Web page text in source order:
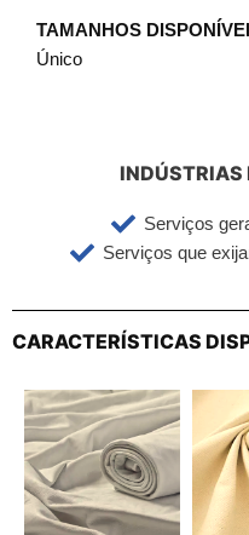
TAMANHOS
Único
INDÚSTRIAS
Serviços
Serviços que
CARACTERÍSTICAS